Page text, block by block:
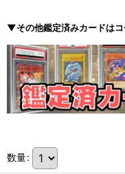
▼その他鑑定済みカードは
数量: